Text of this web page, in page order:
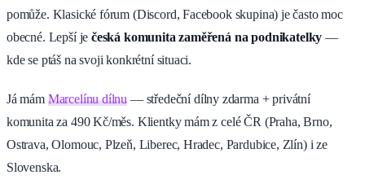
pomůže. Klasické fórum (Discord, Facebook skupina) je často moc
obecné. Lepší ječeská komunita zaměřená na podnikatelky —
kde se ptáš na svoji konkrétní situaci.
Já mám Marcelínu dílnu — středeční dílny zdarma + privátní
komunita za 490 Kč/měs. Klientky mám z celé ČR (Praha, Brno,
Ostrava, Olomouc, Plzeň, Liberec, Hradec, Pardubice, Zlín) i ze
Slovenska.